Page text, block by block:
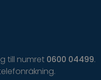
till numret 0600 04499.